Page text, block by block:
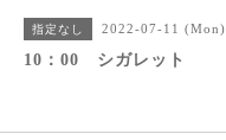
指定なし 2022-07-11 (Mon)
10：00 シガレット